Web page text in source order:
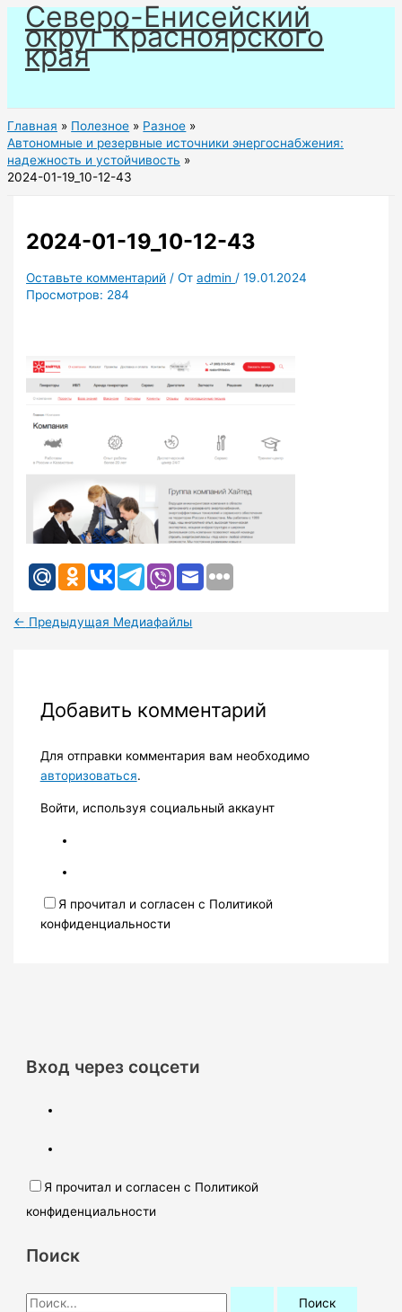
Перейти
содержимому
Северо-Енисейский
округ Красноярского
края
Главная Полезное
Разное
Автономные и резервные источники энергоснабжения:
надежность и устойчивость
2024-01-19_10-12-43
2024-01-19_10-12-43
Оставьте комментарий / Отadmin /19.01.2024
Просмотров: 284
← Предыдущая Медиафайлы
Добавить комментарий
Для отправки комментария вам необходимо
авторизоваться.
Войти, используя социальный аккаунт
Я прочитал и согласен с Политикой
конфиденциальности
Вход через соцсети
Я прочитал и согласен с Политикой
конфиденциальности
Поиск
П